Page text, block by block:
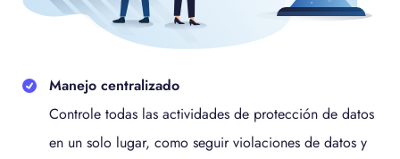
Manejo centralizado
Controle todas las actividades de protección de datos
en un solo lugar, como seguir violaciones de datos y